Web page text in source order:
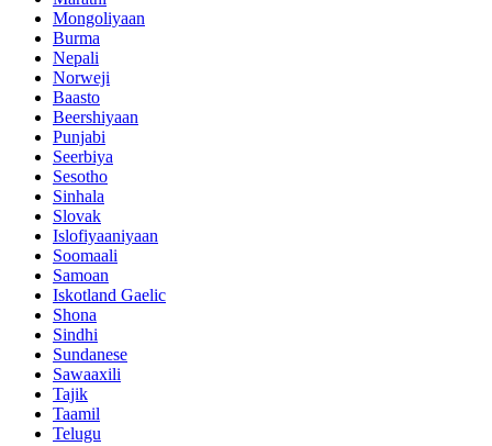
Mongoliyaan
Burma
Nepali
Norweji
Baasto
Beershiyaan
Punjabi
Seerbiya
Sesotho
Sinhala
Slovak
Islofiyaaniyaan
Soomaali
Samoan
Iskotland Gaelic
Shona
Sindhi
Sundanese
Sawaaxili
Tajik
Taamil
Telugu